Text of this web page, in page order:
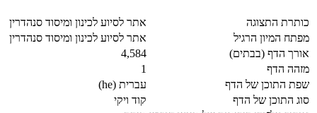
כותרת התצוגה
אתר לסיוע לכינון ומיסוד סנהדרין
מפתח המיון הרגיל
אתר לסיוע לכינון ומיסוד סנהדרין
אורך הדף (בבתים)
4,584
מזהה הדף
1
שפת התוכן של הדף
עברית (he)
סוג התוכן של הדף
קוד ויקי